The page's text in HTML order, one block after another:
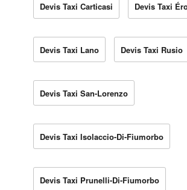
Devis Taxi Carticasi Devis Taxi
Devis Taxi Lano Devis Taxi Rusio
Devis Taxi San-Lorenzo
Devis Taxi Isolaccio-Di-Fiumorbo
Devis Taxi Prunelli-Di-Fiumorbo